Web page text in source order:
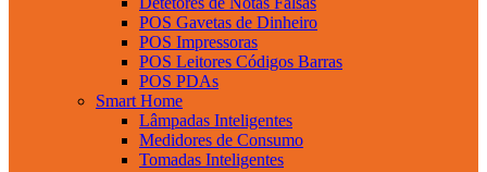
POS Gavetas de Dinheiro
POS Impressoras
POS Leitores Códigos Barras
POS PDAs
Smart Home
Lâmpadas Inteligentes
Medidores de Consumo
Tomadas Inteligentes